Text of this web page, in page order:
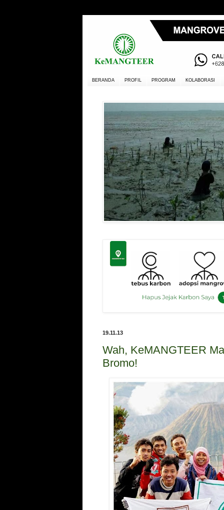
BERANDA PROFIL PROGRAM KOLABORASI
19.11.13
Wah, KeMANGTEER
Bromo!